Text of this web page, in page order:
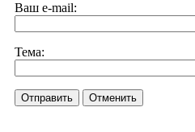
Ваш e-mail:
Тема:
Отправить Отменить